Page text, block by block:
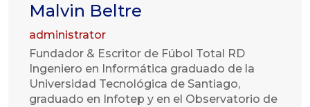
Malvin Beltre
administrator
Fundador & Escritor de Fúbol Total RD
Ingeniero en Informática graduado de la
Universidad Tecnológica de Santiago,
graduado en Infotep y en el Observatorio de